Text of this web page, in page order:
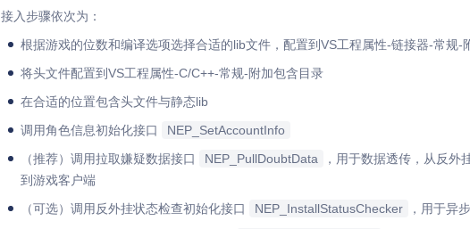
接入步骤依次为：
根据游戏的位数和编译选项选择合适的lib文件，配置到VS工程属性-链接器-常规-
将头文件配置到VS工程属性-C/C++-常规-附加包含目录
在合适的位置包含头文件与静态lib
调用角色信息初始化接口
NEP_SetAccountInfo
（推荐）调用拉取嫌疑数据接口
NEP_PullDoubtData
，用于数据透传，从反外
到游戏客户端
（可选）调用反外挂状态检查初始化接口
NEP_InstallStatusChecker
，用于异